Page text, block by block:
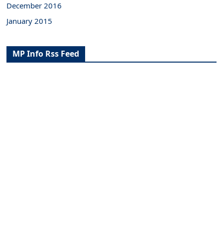
December 2016
January 2015
MP Info Rss Feed